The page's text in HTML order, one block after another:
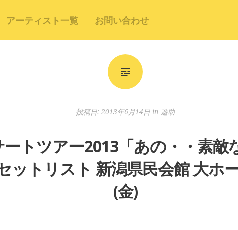
アーティスト一覧 お問い合わせ
投稿日: 2013年6月14日 in 遊助
トツアー2013「あの・・素敵
ットリスト 新潟県民会館 大ホ
(金)